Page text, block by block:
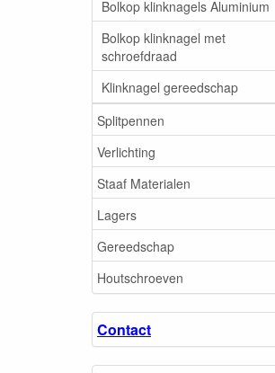
Bolkop klinknagels Aluminium
Bolkop klinknagel met
schroefdraad
Klinknagel gereedschap
Splitpennen
Verlichting
Staaf Materialen
Lagers
Gereedschap
Houtschroeven
Contact